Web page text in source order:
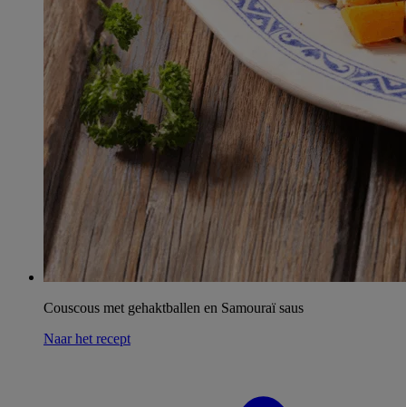
Couscous met gehaktballen en Samouraï saus
Naar het recept